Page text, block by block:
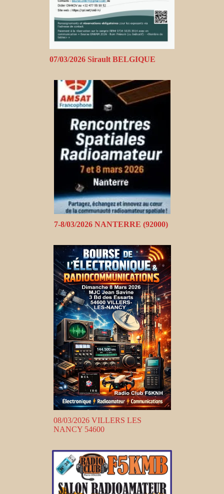
07/03/2026 Sirault BELGIQUE
7-8/03/2026 NANTERRE (92000)
08/03/2026 VILLERS LES
NANCY 54600